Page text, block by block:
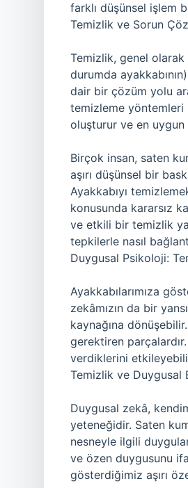
farklı düşünsel işlem
Temizlik ve Sorun
Temizlik, genel
durumda
dair bir çözüm yolu
temizleme
oluşturur ve en uygun
Birçok insan, saten
aşırı düşünsel bir
Ayakkabıyı
konusunda kararsız
ve etkili bir temizlik
tepkilerle nasıl
Duygusal Psikoloji:
Ayakkabılarımıza
zekâmızın da bir
kaynağına
gerektiren
verdiklerini
Temizlik ve Duygusal
Duygusal zekâ,
yeteneğidir. Saten
nesneyle ilgili
ve özen duygusunu
gösterdiğimiz aşırı